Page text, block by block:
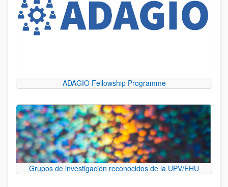
ADAGIO Fellowship Programme
Grupos de investigación reconocidos de la UPV/EHU